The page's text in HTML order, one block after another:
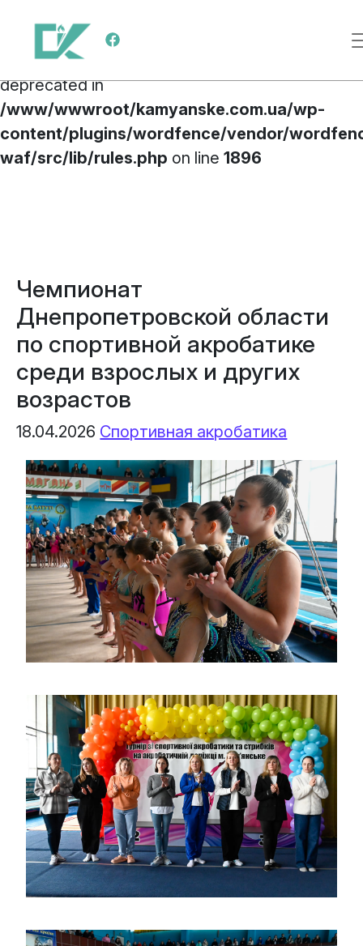
Deprecated
: preg_replace(): Passing null to
parameter #3 ($subject) of type array|string is
deprecated in
/www/wwwroot/kamyanske.com.ua/wp-
content/plugins/wordfence/vendor/
waf/src/lib/rules.php on line 1896
Меню навигации
Чемпионат
Днепропетровской области
по спортивной акробатике
среди взрослых и других
возрастов
18.04.2026 Спортивная акробатика